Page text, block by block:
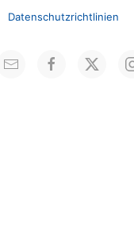
Datenschutzrichtlinien